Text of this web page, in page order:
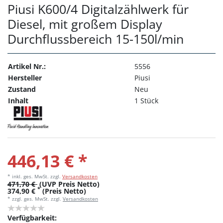
Piusi K600/4 Digitalzählwerk für
Diesel, mit großem Display
Durchflussbereich 15-150l/min
Artikel Nr.:
5556
Hersteller
Piusi
Zustand
Neu
Inhalt
1 Stück
446,13 € *
* inkl. ges. MwSt. zzgl. Versandkosten
471,70 € (UVP Preis Netto)
374,90 € * (Preis Netto)
* zzgl. ges. MwSt. zzgl. Versandkosten
Verfügbarkeit: